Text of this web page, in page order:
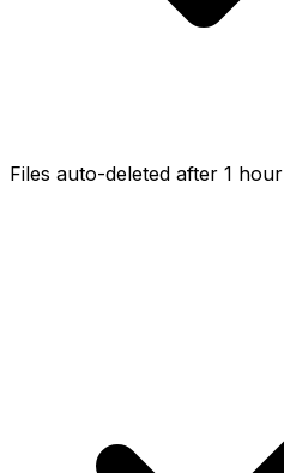
Files auto-deleted after 1 hour